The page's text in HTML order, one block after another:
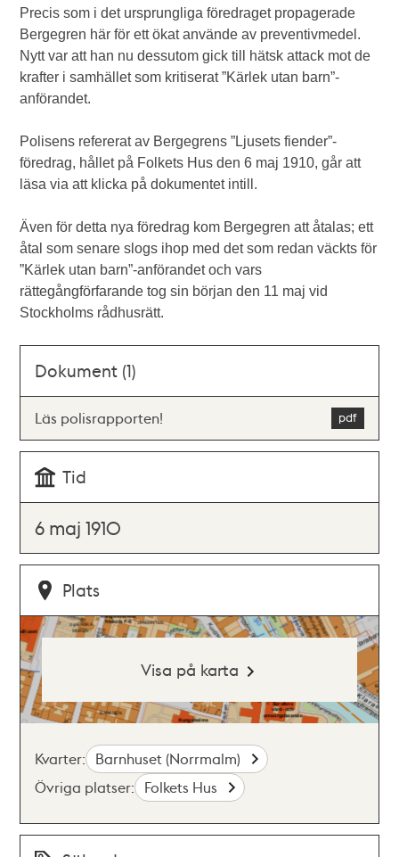
Precis som i det ursprungliga föredraget propagerade
Bergegren här för ett ökat använde av preventivmedel.
Nytt var att han nu dessutom gick till hätsk attack mot de
krafter i samhället som kritiserat ”Kärlek utan barn”-
anförandet.
Polisens refererat av Bergegrens ”Ljusets fiender”-
föredrag, hållet på Folkets Hus den 6 maj 1910, går att
läsa via att klicka på dokumentet intill.
Även för detta nya föredrag kom Bergegren att åtalas; ett
åtal som senare slogs ihop med det som redan väckts för
”Kärlek utan barn”-anförandet och vars
rättegångförfarande tog sin början den 11 maj vid
Stockholms rådhusrätt.
Dokument (1)
Läs polisrapporten!
Tid
6 maj 1910
Plats
Visa på karta
Kvarter: Barnhuset (Norrmalm)
Övriga platser: Folkets Hus